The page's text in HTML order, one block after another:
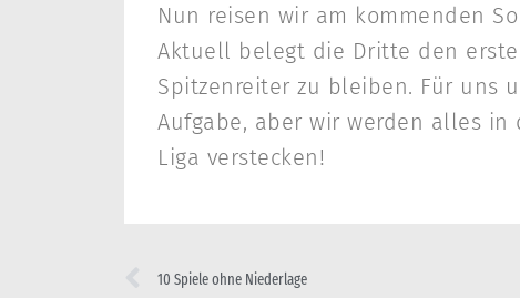
Nun reisen wir am kommenden
Aktuell belegt die Dritte den
Spitzenreiter zu bleiben. Für uns
Aufgabe, aber wir werden alles in
Liga verstecken!
10 Spiele ohne Niederlage